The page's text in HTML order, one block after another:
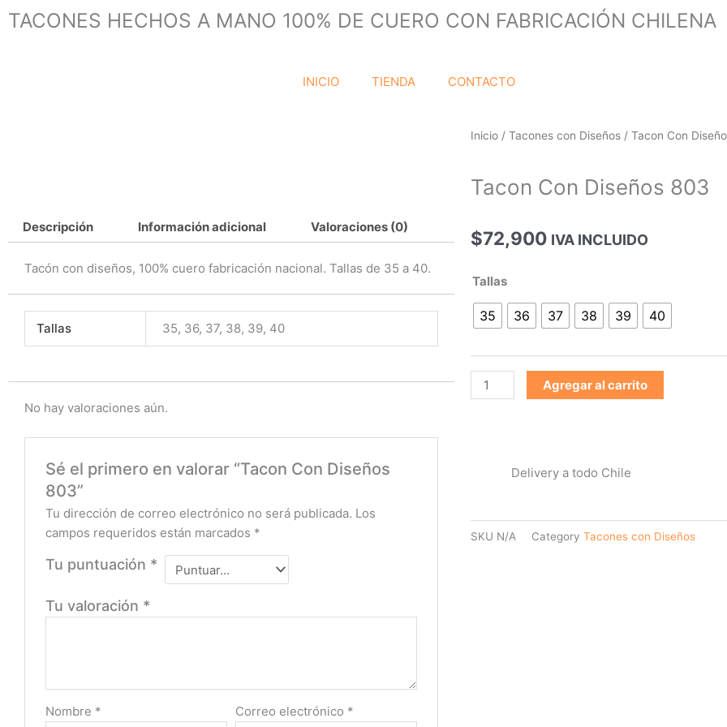
TACONES HECHOS A MANO 100% DE CUERO CON FABRICACIÓN CHILENA
INICIO TIENDA CONTACTO
Descripción Información adicional Valoraciones (0)
Tacón con diseños, 100% cuero fabricación nacional. Tallas de 35 a 40.
Tallas 35, 36, 37, 38, 39, 40
No hay valoraciones aún.
Sé el primero en valorar “Tacon Con Diseños
803”
Tu dirección de correo electrónico no será publicada. Los
campos requeridos están marcados *
Tu puntuación *
Tu valoración *
Nombre * Correo electrónico *
Inicio / Tacones con Diseños / Tacon Con
Tacon Con Diseños 803
$72,900 IVA INCLUIDO
Tallas
35 36 37 38 39 40
Tacon
Diseños
cantidad
Agregar al carrito
Delivery a todo Chile
SKU N/A Category Tacones con Diseños